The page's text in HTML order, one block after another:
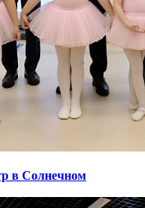
в Солнечном